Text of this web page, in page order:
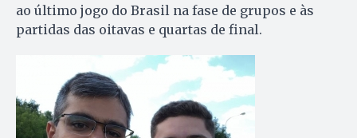
ao último jogo do Brasil na fase de grupos e às
partidas das oitavas e quartas de final.